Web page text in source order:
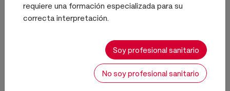
Solicitud de nuevos
productos
requiere una formación especializada para su
correcta interpretación.
Soy profesional sanitario
No soy profesional sanitario